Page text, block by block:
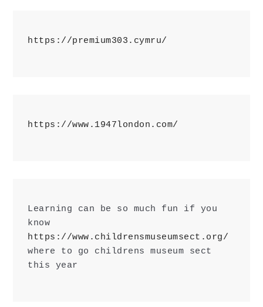
https://premium303.cymru/
https://www.1947london.com/
Learning can be so much fun if you
https://www.childrensmuseumsect.org/
where to go childrens museum sect
this year